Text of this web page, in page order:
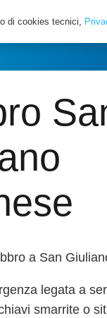
a San
legata a
smarrite o
di cookies tecnici,